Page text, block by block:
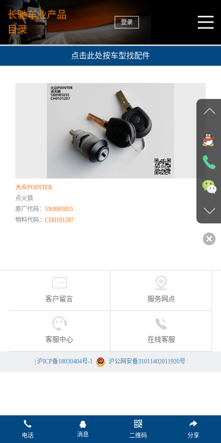
长驰车业产品
目录
登录
点击此处按车型找配件
大众POINTER
点火锁
原厂代码：5X0905855
物料代码：CH0101287
客户留言 服务网点
客服中心 在线客服
沪ICP备18030404号-1 沪公网安备31011402011920号
电话 消息 二维码 分享